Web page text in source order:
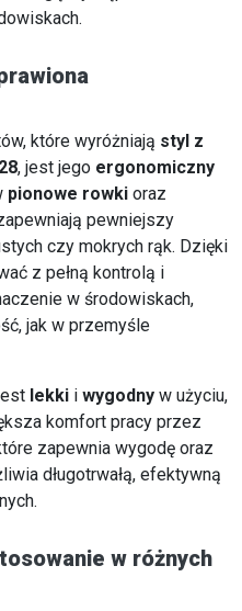
które wyróżniają styl z
, jest jego ergonomiczny
pionowe rowki oraz
pewniejszy
czy mokrych rąk. Dzięki
z pełną kontrolą i
w środowiskach,
jak w przemyśle
lekki i wygodny w użyciu,
komfort pracy przez
zapewnia wygodę oraz
długotrwałą, efektywną
w różnych